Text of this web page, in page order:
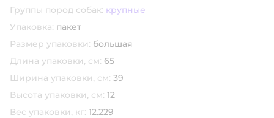
Группы пород собак: крупные
Упаковка: пакет
Размер упаковки: большая
Длина упаковки, см: 65
Ширина упаковки, см: 39
Высота упаковки, см: 12
Вес упаковки, кг: 12.229